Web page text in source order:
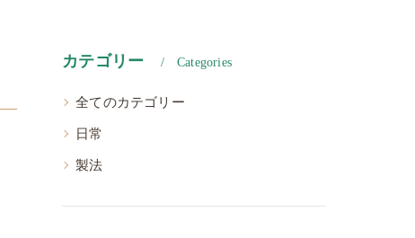
カテゴリー Categories
全てのカテゴリー
日常
製法